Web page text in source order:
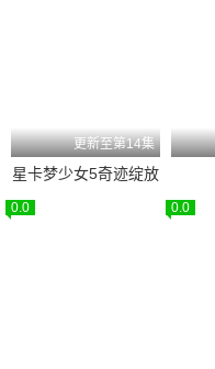
更新至第14集
星卡梦少女5奇迹绽放
0.0 0.0